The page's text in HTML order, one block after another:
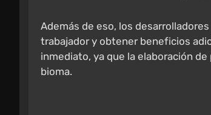
Además de eso, los
trabajador y obtener beneficios
inmediato, ya que la elaboración
bioma.